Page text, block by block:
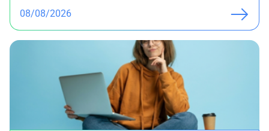
08/08/2026